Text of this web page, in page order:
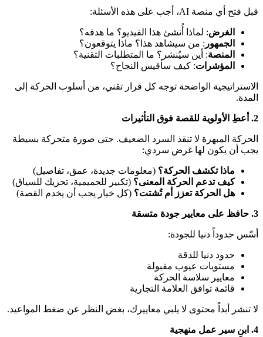
قبل فتح أي منصة AI، أجب على هذه الأسئلة:
الغرض: لماذا أُنشئ هذا الفيديو؟ ما هدفه؟
الجمهور : من سيشاهد هذا؟ ماذا يتوقعون؟
المنصة: أين سيُنشر؟ ما المتطلبات التقنية؟
المؤشرات: كيف سأقيس النجاح؟
الاستراتيجية الواضحة توجه كل قرار تقني، من أسلوب الحركة إلى
المدة.
2. أعطِ الأولوية للقصة فوق التأثيرات
الحركة المبهرة لا تنقذ السرد الضعيف. حتى صورة متحركة بسيطة
يجب أن يكون لها غرض سردي:
ماذا تكشف الحركة؟ (معلومات جديدة، عمق، تفاصيل)
كيف تدعم الحركة المعنى؟ (تكبير للحميمية، تحريك للسياق)
هل الحركة تعزز أم تُشتت؟ (كل خيار يجب أن يخدم القصة)
3. حافظ على معايير جودة متسقة
أسّس حدوداً دنيا للجودة:
حدود دنيا للدقة
مستويات عيوب مقبولة
معايير سلاسة الحركة
قائمة توافق العلامة التجارية
لا تنشر أبداً محتوى لا يلبي معاييرك، بغض النظر عن ضغط المواعيد.
4. ابنِ سير عمل منهجية